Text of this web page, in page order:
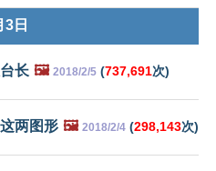
日
长 🖼️ 2018/2/5 (737,691次)
两图形 🖼️ 2018/2/4 (298,143次)